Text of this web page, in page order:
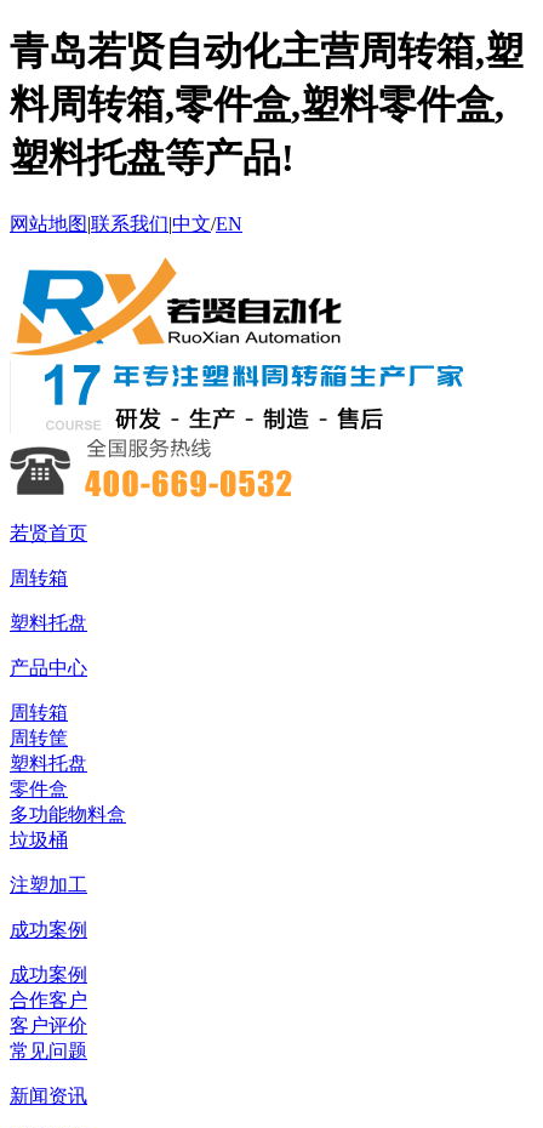
青岛若贤自动化主营周转箱,塑
料周转箱,零件盒,塑料零件盒,
塑料托盘等产品!
网站地图|联系我们|中文/EN
若贤首页
周转箱
塑料托盘
产品中心
周转箱
周转筐
塑料托盘
零件盒
多功能物料盒
垃圾桶
注塑加工
成功案例
成功案例
合作客户
客户评价
常见问题
新闻资讯